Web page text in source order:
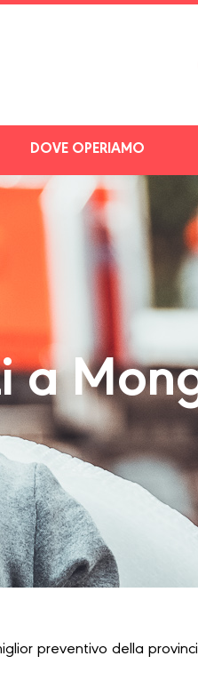
DOVE OPERIAMO
a
preventivo della